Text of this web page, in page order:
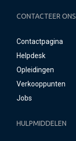
CONTACTEER ONS
Contactpagina
Helpdesk
Opleidingen
Verkooppunten
Jobs
HULPMIDDELEN